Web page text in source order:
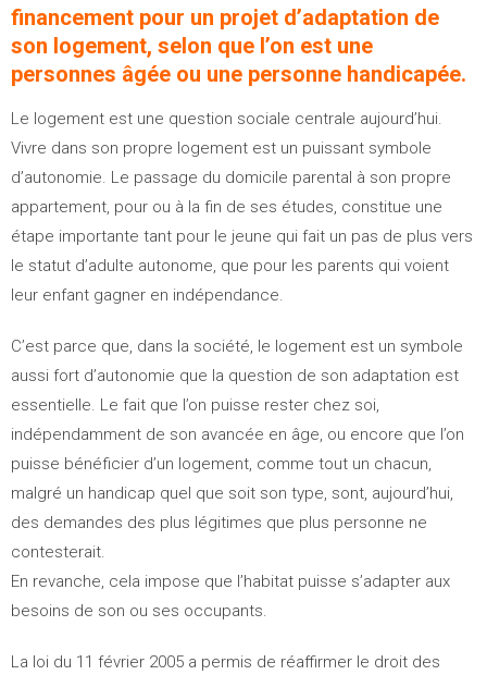
financement pour un projet d’adaptation de
son logement, selon que l’on est une
personnes âgée ou une personne handicapée.
Le logement est une question sociale centrale aujourd’hui.
Vivre dans son propre logement est un puissant symbole
d’autonomie. Le passage du domicile parental à son propre
appartement, pour ou à la fin de ses études, constitue une
étape importante tant pour le jeune qui fait un pas de plus vers
le statut d’adulte autonome, que pour les parents qui voient
leur enfant gagner en indépendance.
C’est parce que, dans la société, le logement est un symbole
aussi fort d’autonomie que la question de son adaptation est
essentielle. Le fait que l’on puisse rester chez soi,
indépendamment de son avancée en âge, ou encore que l’on
puisse bénéficier d’un logement, comme tout un chacun,
malgré un handicap quel que soit son type, sont, aujourd’hui,
des demandes des plus légitimes que plus personne ne
contesterait.
En revanche, cela impose que l’habitat puisse s’adapter aux
besoins de son ou ses occupants.
La loi du 11 février 2005 a permis de réaffirmer le droit des